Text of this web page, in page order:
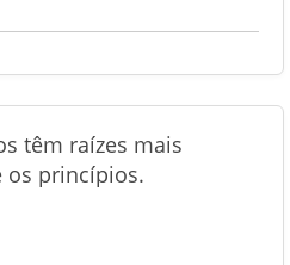
têm raízes mais
os princípios.